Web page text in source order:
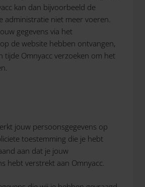
kan dan bijvoorbeeld de
administratie niet meer voeren.
gegevens via het
de website hebben ontvangen,
tijde Omnyacc verzoeken om het
jouw persoonsgegevens op
toestemming die je hebt
aan dat je jouw
hebt verstrekt aan Omnyacc.